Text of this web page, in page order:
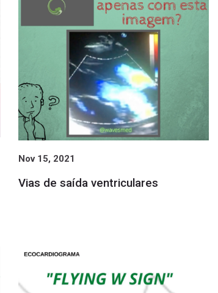
Nov 15, 2021
Vias de saída ventriculares